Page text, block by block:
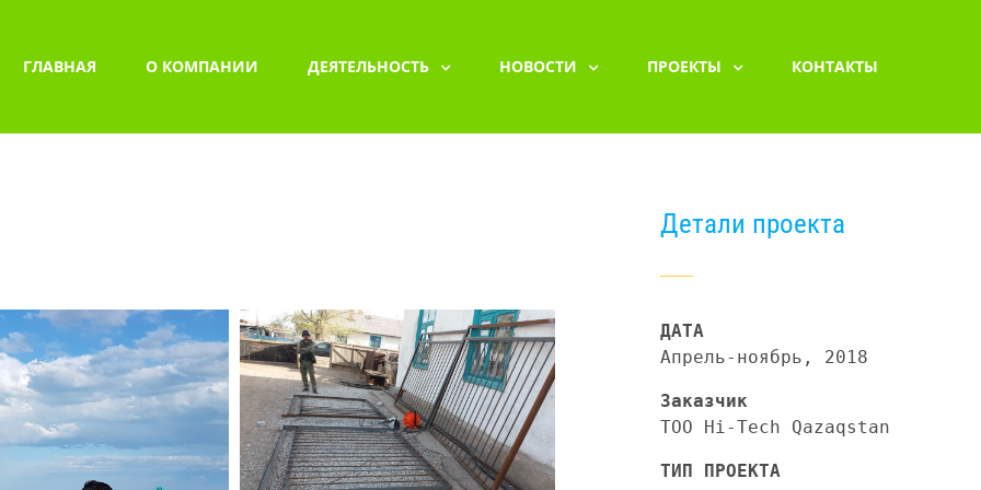
ГЛАВНАЯ О КОМПАНИИ ДЕЯТЕЛЬНОСТЬ НОВОСТИ ПРОЕКТЫ КОНТАКТЫ
Детали проекта
ДАТА
Апрель-ноябрь, 2018
Заказчик
ТОО Hi-Tech Qazaqstan